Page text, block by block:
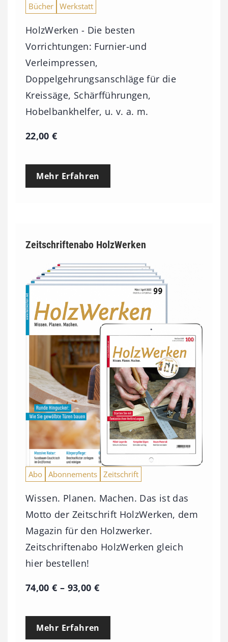
Bücher Werkstatt
HolzWerken - Die besten
Vorrichtungen: Furnier-und
Verleimpressen,
Doppelgehrungsanschläge für die
Kreissäge, Schärfführungen,
Hobelbankhelfer, u. v. a. m.
22,00€
Mehr Erfahren
Zeitschriftenabo HolzWerken
Abo Abonnements Zeitschrift
Wissen. Planen. Machen. Das ist das
Motto der Zeitschrift HolzWerken, dem
Magazin für den Holzwerker.
Zeitschriftenabo HolzWerken gleich
hier bestellen!
74,00€ – 93,00 €P
e
Mehr Erfahren